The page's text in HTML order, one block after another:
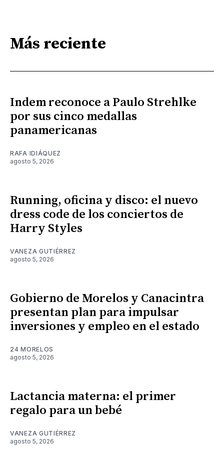
Más reciente
Indem reconoce a Paulo Strehlke
por sus cinco medallas
panamericanas
RAFA IDIÁQUEZ
agosto 5, 2026
Running, oficina y disco: el nuevo
dress code de los conciertos de
Harry Styles
VANEZA GUTIÉRREZ
agosto 5, 2026
Gobierno de Morelos y Canacintra
presentan plan para impulsar
inversiones y empleo en el estado
24 MORELOS
agosto 5, 2026
Lactancia materna: el primer
regalo para un bebé
VANEZA GUTIÉRREZ
agosto 5, 2026